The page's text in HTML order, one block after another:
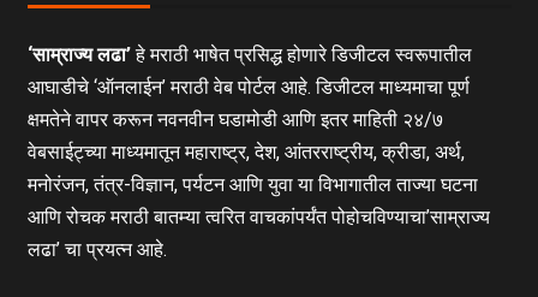
‘साम्राज्य लढा’हे मराठी भाषेत प्रसिद्ध होणारे डिजीटल स्वरूपातील
आघाडीचे ‘ऑनलाईन’ मराठी वेब पोर्टल आहे. डिजीटल माध्यमाचा पूर्ण
क्षमतेने वापर करून नवनवीन घडामोडी आणि इतर माहिती २४/७
वेबसाईट्च्या माध्यमातून महाराष्ट्र, देश, आंतरराष्ट्रीय, क्रीडा, अर्थ,
मनोरंजन, तंत्र-विज्ञान, पर्यटन आणि युवा या विभागातील ताज्या घटना
आणि रोचक मराठी बातम्या त्वरित वाचकांपर्यंत पोहोचविण्याचा’साम्राज्य
लढा’ चा प्रयत्न आहे.